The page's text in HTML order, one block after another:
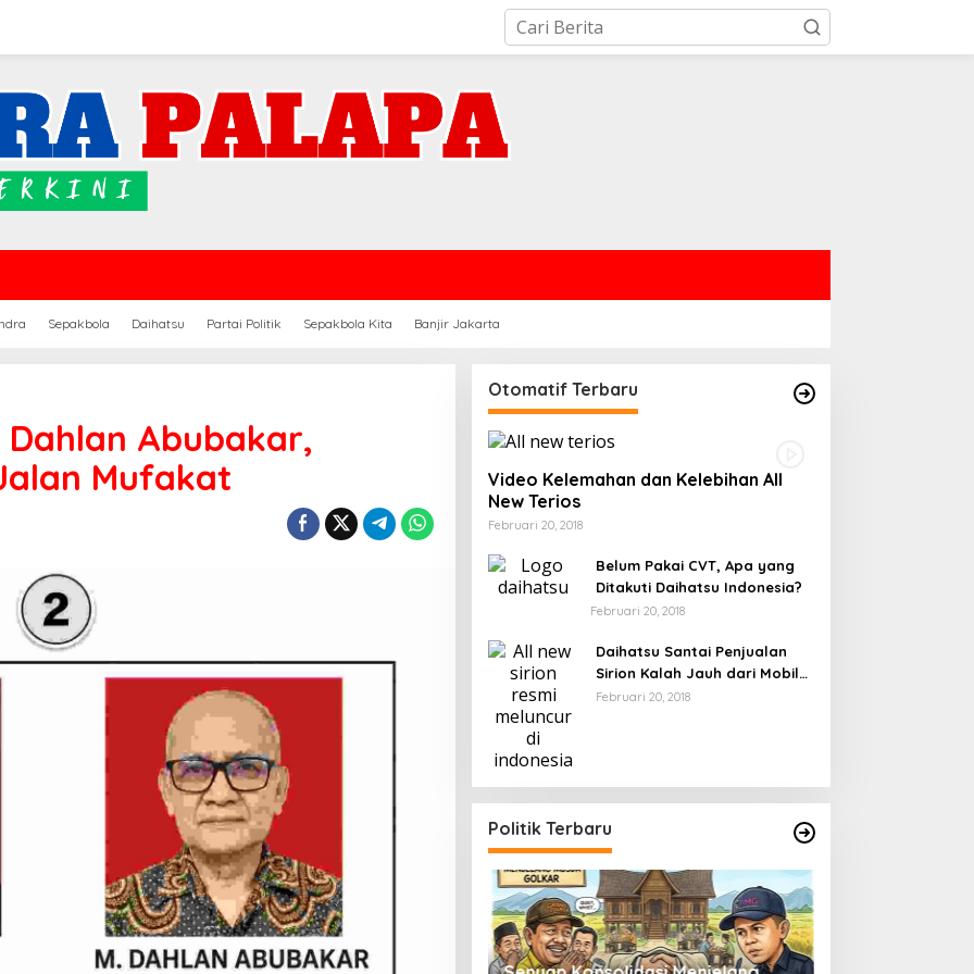
Sepakbola Daihatsu Partai Politik Sepakbola Kita Banjir Jakarta
Abubakar,
Mufakat
Otomatif Terbaru
Video Kelemahan dan Kelebihan All
New Terios
Februari 20, 2018
Belum Pakai CVT, Apa yang
Ditakuti Daihatsu Indonesia?
Februari 20, 2018
Daihatsu Santai Penjualan
Sirion Kalah Jauh dari Mobil
LCGC
Februari 20, 2018
Politik Terbaru